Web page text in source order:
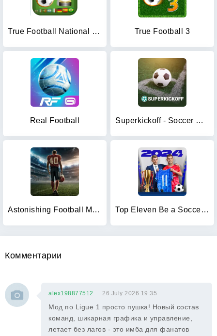
True Football National Manager True Football 3
Real Football Superkickoff - Soccer manager
Astonishing Football Manager Top Eleven Be a Soccer Manager
Комментарии
alex198877512 26 July 2026 19:35
Мод по Ligue 1 просто пушка! Новый состав
команд, шикарная графика и управление,
летает без лагов - это имба для фанатов